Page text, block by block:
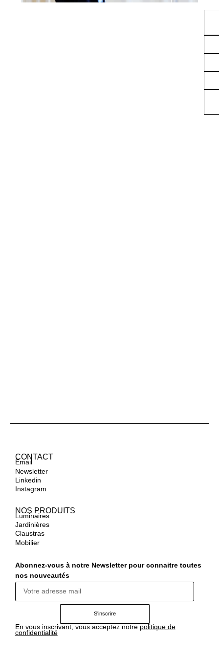
CONTACT
Email
Newsletter
Linkedin
Instagram
NOS PRODUITS
Luminaires
Jardinières
Claustras
Mobilier
Abonnez-vous à notre Newsletter pour connaitre toutes
nos nouveautés
S'inscrire
En vous inscrivant, vous acceptez notre politique de
confidentialité